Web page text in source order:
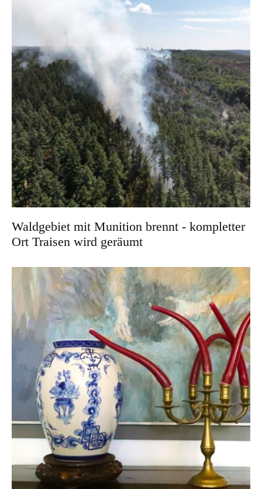
Waldgebiet mit Munition brennt - kompletter
Ort Traisen wird geräumt